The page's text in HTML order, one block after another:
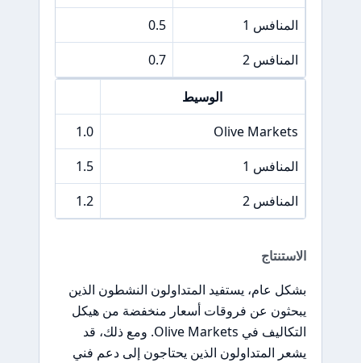
المنافس 1
0.5
المنافس 2
0.7
الوسيط
Olive Markets
1.0
المنافس 1
1.5
المنافس 2
1.2
الاستنتاج
بشكل عام، يستفيد المتداولون النشطون الذين
يبحثون عن فروقات أسعار منخفضة من هيكل
التكاليف في Olive Markets. ومع ذلك، قد
يشعر المتداولون الذين يحتاجون إلى دعم فني